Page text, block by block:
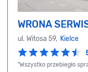
WRONA
ul. Witosa 59, Kielce
"Wszystko przebiegło